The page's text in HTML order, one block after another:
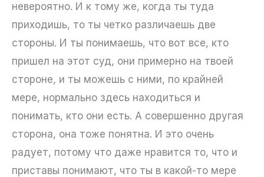
невероятно. И к тому же, когда ты туда
приходишь, то ты четко различаешь две
стороны. И ты понимаешь, что вот все, кто
пришел на этот суд, они примерно на твоей
стороне, и ты можешь с ними, по крайней
мере, нормально здесь находиться и
понимать, кто они есть. А совершенно другая
сторона, она тоже понятна. И это очень
радует, потому что даже нравится то, что и
приставы понимают, что ты в какой-то мере